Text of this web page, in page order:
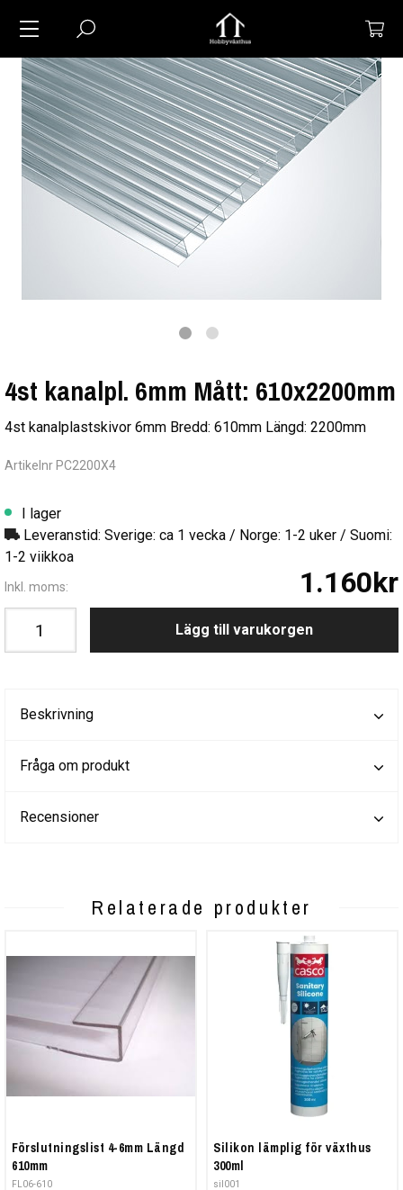
4st kanalpl. 6mm Mått: 610x2200mm
4st kanalplastskivor 6mm Bredd: 610mm Längd: 2200mm
Artikelnr PC2200X4
I lager
Leveranstid: Sverige: ca 1 vecka / Norge: 1-2 uker / Suomi:
1-2 viikkoa
Inkl. moms: 1.160kr
Lägg till varukorgen
Beskrivning
Fråga om produkt
Recensioner
Relaterade produkter
Förslutningslist 4-6mm Längd
610mm
FL06-610
Silikon lämplig för växthus
300ml
sil001